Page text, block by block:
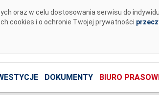
oraz w celu dostosowania serwisu do
cookies i o ochronie Twojej prywatności
DOKUMENTY BIURO